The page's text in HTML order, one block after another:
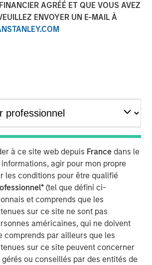
AGRÉÉ ET QUE VOUS AVEZ
ENVOYER UN E-MAIL À
à ce site web depuis France dans le
informations, agir pour mon propre
les conditions pour être qualifié
(tel que défini ci-
et comprends que les
sur ce site ne sont pas
américaines, qui ne doivent
comprends par ailleurs que les
sur ce site peuvent concerner
ou conseillés par des entités de
2025
Are Climbing the Wall of Worry
a Key Focus in the U.S.
Higher Inflation? Here's How...
Is Making a Comeback in Europe
Group
Group is a comprehensive multi-
activity across all asset strategies
and alternative), through solutions
(public assets), comprehensive
assets) and fully private portfolios.
via a managed portfolio or model,
advisory format.